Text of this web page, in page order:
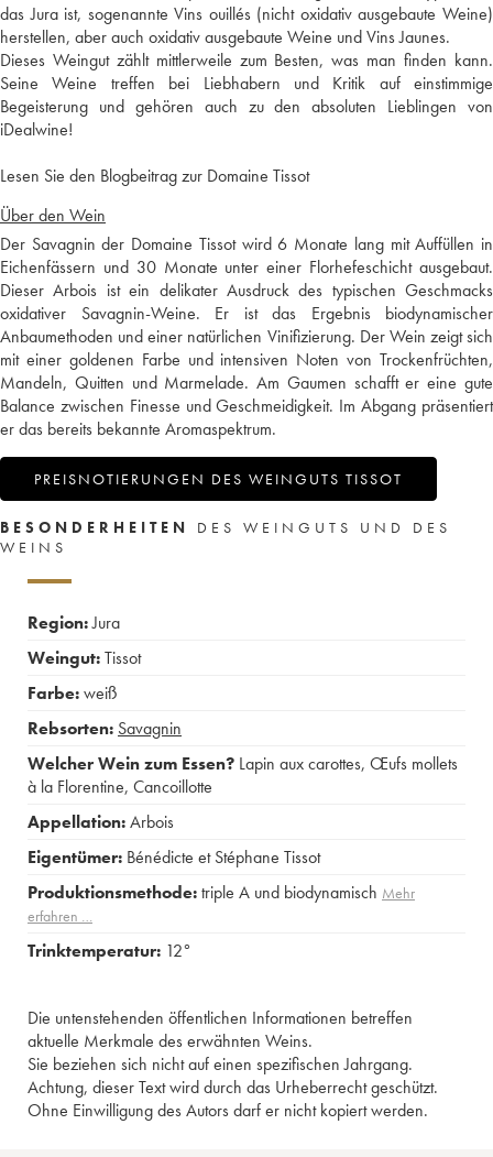
das Jura ist, sogenannte Vins ouillés (nicht oxidativ ausgebaute Weine)
herstellen, aber auch oxidativ ausgebaute Weine und Vins Jaunes.
Dieses Weingut zählt mittlerweile zum Besten, was man finden kann.
Seine Weine treffen bei Liebhabern und Kritik auf einstimmige
Begeisterung und gehören auch zu den absoluten Lieblingen von
iDealwine!
Lesen Sie den Blogbeitrag zur Domaine Tissot
Über den Wein
Der Savagnin der Domaine Tissot wird 6 Monate lang mit Auffüllen in
Eichenfässern und 30 Monate unter einer Florhefeschicht ausgebaut.
Dieser Arbois ist ein delikater Ausdruck des typischen Geschmacks
oxidativer Savagnin-Weine. Er ist das Ergebnis biodynamischer
Anbaumethoden und einer natürlichen Vinifizierung. Der Wein zeigt sich
mit einer goldenen Farbe und intensiven Noten von Trockenfrüchten,
Mandeln, Quitten und Marmelade. Am Gaumen schafft er eine gute
Balance zwischen Finesse und Geschmeidigkeit. Im Abgang präsentiert
er das bereits bekannte Aromaspektrum.
PREISNOTIERUNGEN DES WEINGUTS TISSOT
BESONDERHEITEN
DES WEINGUTS UND DES
WEINS
Region:Jura
Weingut:Tissot
Farbe:weiß
Rebsorten: Savagnin
Welcher Wein zum Essen? Lapin aux carottes, Œufs mollets
à la Florentine, Cancoillotte
Appellation:Arbois
Eigentümer: Bénédicte et Stéphane Tissot
Produktionsmethode:triple A und biodynamisch Mehr
erfahren …
Trinktemperatur: 12°
Die untenstehenden öffentlichen Informationen betreffen
aktuelle Merkmale des erwähnten Weins.
Sie beziehen sich nicht auf einen spezifischen Jahrgang.
Achtung, dieser Text wird durch das Urheberrecht geschützt.
Ohne Einwilligung des Autors darf er nicht kopiert werden.